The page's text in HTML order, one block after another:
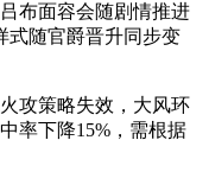
布面容会随剧情推进
式随官爵晋升同步变
攻策略失效，大风环
率下降15%，需根据